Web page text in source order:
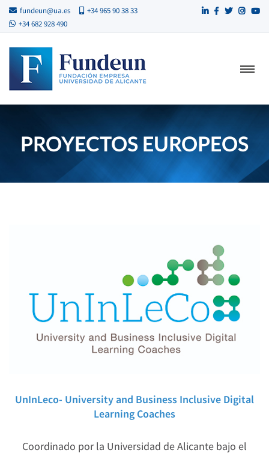
fundeun@ua.es
+34 965 90 38 33
+34 682 928 490
PROYECTOS EUROPEOS
UnInLeco- University and Business Inclusive Digital
Learning Coaches
Coordinado por la Universidad de Alicante bajo el